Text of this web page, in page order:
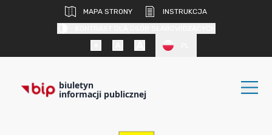
MAPA STRONY
INSTRUKCJA
biuletyn
informacji publicznej